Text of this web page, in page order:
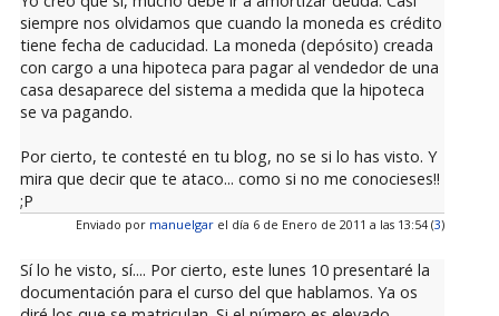
siempre nos olvidamos que cuando la moneda es crédito
tiene fecha de caducidad. La moneda (depósito) creada
con cargo a una hipoteca para pagar al vendedor de una
casa desaparece del sistema a medida que la hipoteca
se va pagando.
Por cierto, te contesté en tu blog, no se si lo has visto. Y
mira que decir que te ataco... como si no me conocieses!!
;P
Enviado por manuelgarel día 6 de Enero de 2011 a las 13:54 (3)
Sí lo he visto, sí.... Por cierto, este lunes 10 presentaré la
documentación para el curso del que hablamos. Ya os